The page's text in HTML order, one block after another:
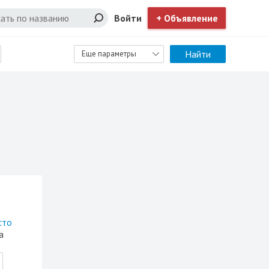
Войти + Объявление
Еще параметры Найти